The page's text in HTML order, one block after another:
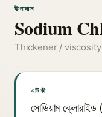
উপাদান
Sodium
Thickener /
এটি কী
সোডিয়াম ক্লোরাইড